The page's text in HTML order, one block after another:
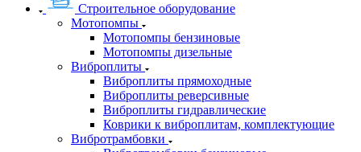
Строительное оборудование
Мотопомпы
Мотопомпы бензиновые
Мотопомпы дизельные
Виброплиты
Виброплиты прямоходные
Виброплиты реверсивные
Виброплиты гидравлические
Коврики к виброплитам, комплектующие
Вибротрамбовки